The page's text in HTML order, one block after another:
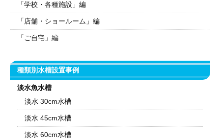
「学校・各種施設」編
「店舗・ショールーム」編
「ご自宅」編
種類別水槽設置事例
淡水魚水槽
淡水 30cm水槽
淡水 45cm水槽
淡水 60cm水槽